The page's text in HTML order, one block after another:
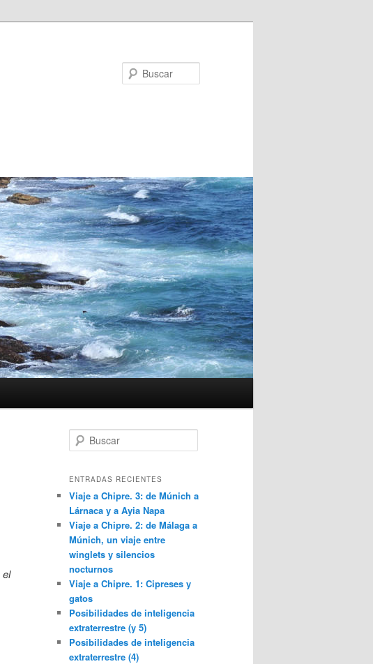
el
u
c
r
ENTRADAS RECIENTES
Viaje a Chipre. 3: de Múnich a
Lárnaca y a Ayia Napa
Viaje a Chipre. 2: de Málaga a
Múnich, un viaje entre
winglets y silencios
nocturnos
Viaje a Chipre. 1: Cipreses y
gatos
Posibilidades de inteligencia
extraterrestre (y 5)
Posibilidades de inteligencia
extraterrestre (4)